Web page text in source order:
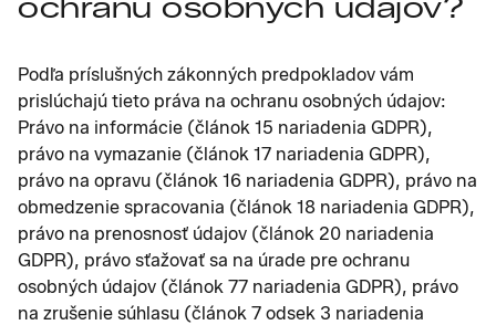
ochranu osobných údajov?
Podľa príslušných zákonných predpokladov vám
prislúchajú tieto práva na ochranu osobných údajov:
Právo na informácie (článok 15 nariadenia GDPR),
právo na vymazanie (článok 17 nariadenia GDPR),
právo na opravu (článok 16 nariadenia GDPR), právo na
obmedzenie spracovania (článok 18 nariadenia GDPR),
právo na prenosnosť údajov (článok 20 nariadenia
GDPR), právo sťažovať sa na úrade pre ochranu
osobných údajov (článok 77 nariadenia GDPR), právo
na zrušenie súhlasu (článok 7 odsek 3 nariadenia